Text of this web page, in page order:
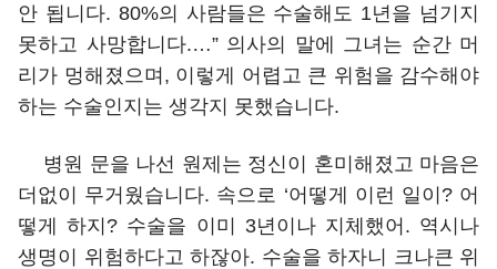
안 됩니다. 80%의 사람들은 수술해도 1년을 넘기지
못하고 사망합니다.…” 의사의 말에 그녀는 순간 머
리가 멍해졌으며, 이렇게 어렵고 큰 위험을 감수해야
하는 수술인지는 생각지 못했습니다.
병원 문을 나선 원제는 정신이 혼미해졌고 마음은
더없이 무거웠습니다. 속으로 ‘어떻게 이런 일이? 어
떻게 하지? 수술을 이미 3년이나 지체했어. 역시나
생명이 위험하다고 하잖아. 수술을 하자니 크나큰 위